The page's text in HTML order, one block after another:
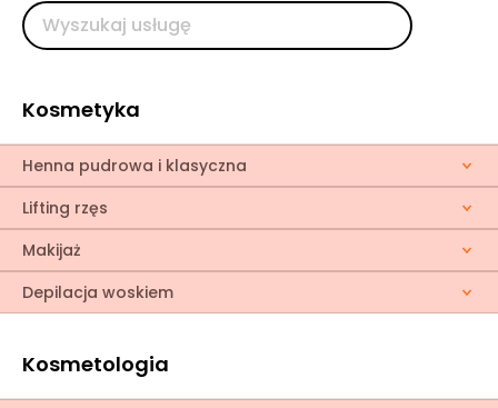
Kosmetyka
Henna pudrowa i klasyczna
Lifting rzęs
Makijaż
Depilacja woskiem
Kosmetologia